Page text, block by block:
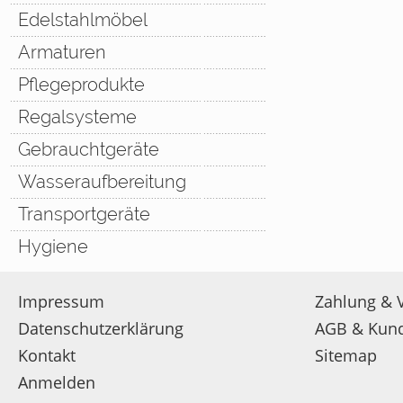
Edelstahlmöbel
Armaturen
Pflegeprodukte
Regalsysteme
Gebrauchtgeräte
Wasseraufbereitung
Transportgeräte
Hygiene
Impressum
Datenschutzerklärung
Kontakt
Anmelden
Zahlung &
AGB &
Sitemap